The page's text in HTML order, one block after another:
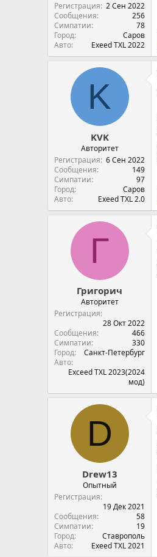
Регистрация 2 Сен 2022
Сообщения
256
Симпатии
78
Город
Саров
Авто
Exeed TXL 2022
K
KVK
Авторитет
Регистрация 6 Сен 2022
Сообщения
149
Симпатии
97
Город
Саров
Авто
Exeed TXL 2.0
Г
Григорич
Авторитет
Регистрация
28 Окт 2022
Сообщения
466
Симпатии
330
Город
Санкт-Петербург
Авто
Exceed TXL 2023(2024
мод)
D
Drew13
Опытный
Регистрация
19 Дек 2021
Сообщения
58
Симпатии
19
Город
Ставрополь
Авто
Exeed TXL 2021